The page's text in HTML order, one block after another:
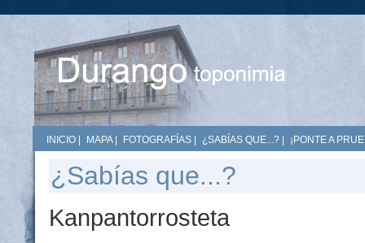
INICIO MAPA| FOTOGRAFÍAS ¿SABÍAS QUE...? ¡PONTE A
¿Sabías que...?
Kanpantorrosteta